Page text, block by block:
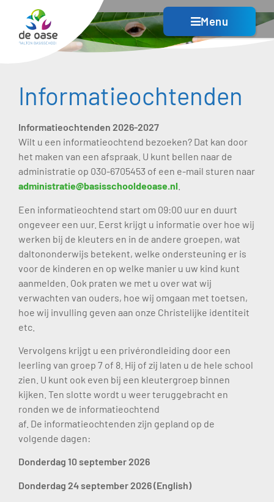
Menu
Informatie­ochtenden
Informatieochtenden 2026-2027
Wilt u een informatieochtend bezoeken? Dat kan door
het maken van een afspraak. U kunt bellen naar de
administratie op 030-6705453 of een e-mail sturen naar
administratie@basisschooldeoase.nl
Een informatieochtend start om 09:00 uur en duurt
ongeveer een uur. Eerst krijgt u informatie over hoe wij
werken bij de kleuters en in de andere groepen, wat
daltononderwijs betekent, welke ondersteuning er is
voor de kinderen en op welke manier u uw kind kunt
aanmelden. Ook praten we met u over wat wij
verwachten van ouders, hoe wij omgaan met toetsen,
hoe wij invulling geven aan onze Christelijke identiteit
etc.
Vervolgens krijgt u een privérondleiding door een
leerling van groep 7 of 8. Hij of zij laten u de hele school
zien. U kunt ook even bij een kleutergroep binnen
kijken. Ten slotte wordt u weer teruggebracht en
ronden we de informatieochtend
af. De informatieochtenden zijn gepland op de
volgende dagen:
Donderdag 10 september 2026
Donderdag 24 september 2026(English)